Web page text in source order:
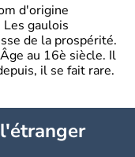
d'origine
gaulois
de la prospérité.
au 16è siècle. Il
il se fait rare.